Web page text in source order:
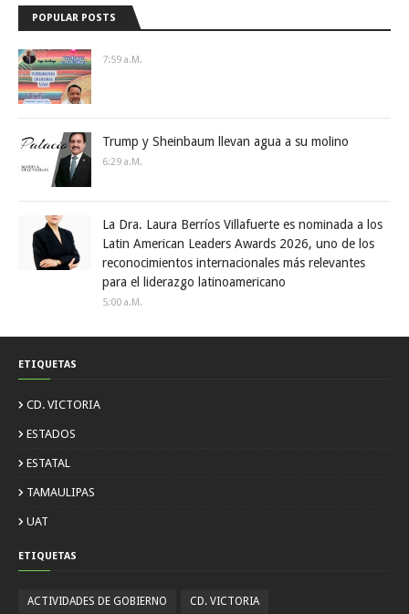
POPULAR POSTS
7:59 A.m.
Trump y Sheinbaum llevan agua a su molino
6:29 A.m.
La Dra. Laura Berríos Villafuerte es nominada a los
Latin American Leaders Awards 2026, uno de los
reconocimientos internacionales más relevantes
para el liderazgo latinoamericano
5:00 A.m.
ETIQUETAS
CD. VICTORIA
ESTADOS
ESTATAL
TAMAULIPAS
UAT
ETIQUETAS
ACTIVIDADES DE GOBIERNO CD. VICTORIA